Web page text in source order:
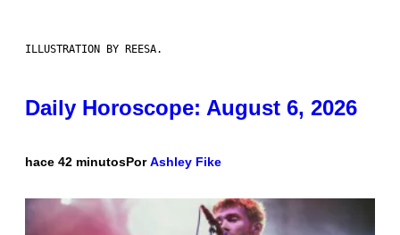
ILLUSTRATION BY REESA.
Daily Horoscope: August 6, 2026
hace 42 minutosPorAshley Fike